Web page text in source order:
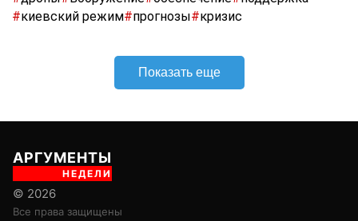
#киевский режим#прогнозы#кризис
Показать еще
АРГУМЕНТЫ
НЕДЕЛИ
© 2026
Все права защищены